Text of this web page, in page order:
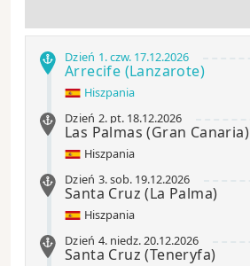
Dzień 1.czw. 17.12.2026
Arrecife (Lanzarote)
Hiszpania
Dzień 2. pt. 18.12.2026
Las Palmas(Gran Canaria)
Hiszpania
Dzień 3.sob. 19.12.2026
Santa Cruz(La Palma)
Hiszpania
Dzień 4. niedz.20.12.2026
Santa Cruz (Teneryfa)